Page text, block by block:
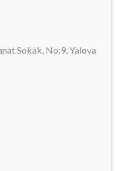
Sokak, No:9, Yalova